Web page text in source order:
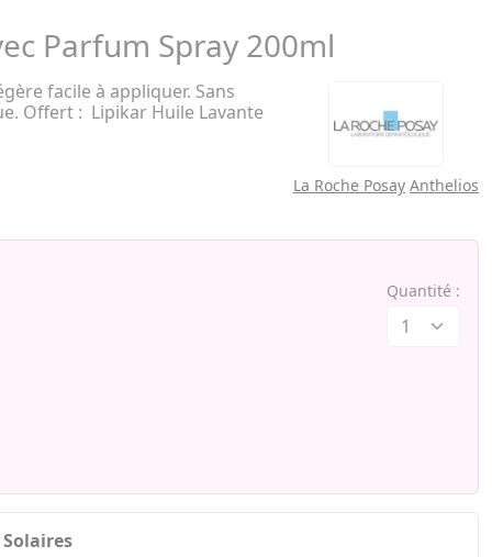
Parfum Spray 200ml
facile à appliquer. Sans
Offert : Lipikar Huile Lavante
La Roche Posay Anthelios
Quantité :